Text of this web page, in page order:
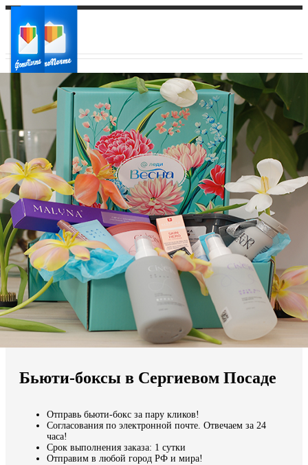
Ваш город:
Ваш регион доставки
Выберите из списка:
Мы доставляем по всему миру
Бьюти-боксы в Сергиевом Посаде
Отправь бьюти-бокс за пару кликов!
Согласования по электронной почте. Отвечаем за 24
часа!
Срок выполнения заказа: 1 сутки
Отправим в любой город РФ и мира!